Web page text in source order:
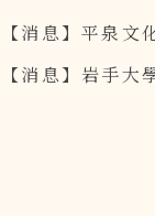
【消息】平泉文
【消息】岩手